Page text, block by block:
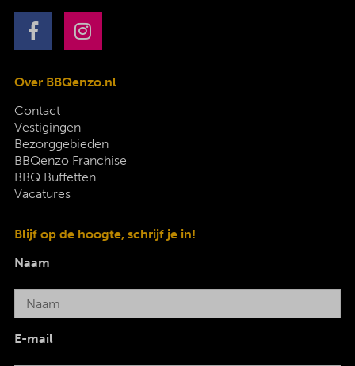
Over BBQenzo.nl
Contact
Vestigingen
Bezorggebieden
BBQenzo Franchise
BBQ Buffetten
Vacatures
Blijf op de hoogte, schrijf je in!
Naam
E-mail